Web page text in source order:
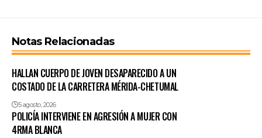
Notas Relacionadas
HALLAN CUERPO DE JOVEN DESAPARECIDO A UN
COSTADO DE LA CARRETERA MÉRIDA-CHETUMAL
5 agosto, 2026
POLICÍA INTERVIENE EN AGRESIÓN A MUJER CON
4RMA BLANCA